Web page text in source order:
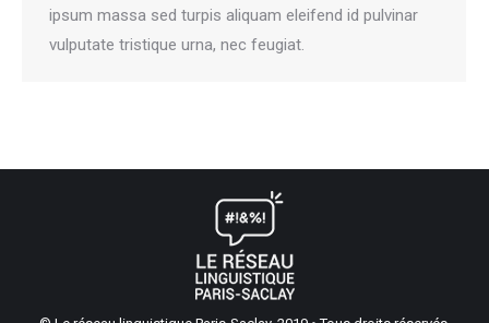
ipsum massa sed turpis aliquam eleifend id pulvinar
vulputate tristique urna, nec feugiat.